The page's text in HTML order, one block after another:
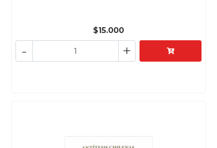
$15.000
+
-